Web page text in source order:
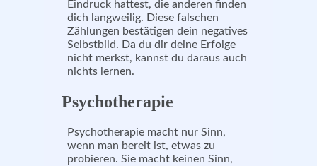
Eindruck hattest, die anderen finden
dich langweilig. Diese falschen
Zählungen bestätigen dein negatives
Selbstbild. Da du dir deine Erfolge
nicht merkst, kannst du daraus auch
nichts lernen.
Psychotherapie
Psychotherapie macht nur Sinn,
wenn man bereit ist, etwas zu
probieren. Sie macht keinen Sinn,